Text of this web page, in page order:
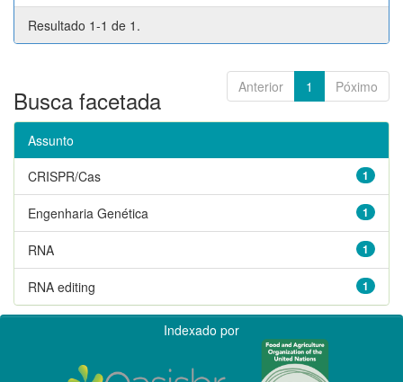
Resultado 1-1 de 1.
Anterior 1 Póximo
Busca facetada
Assunto
1
CRISPR/Cas
1
Engenharia Genética
1
RNA
1
RNA editing
Indexado por